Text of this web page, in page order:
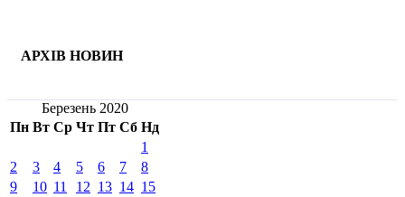
АРХІВ НОВИН
Березень 2020
Пн Вт Ср Чт Пт Сб Нд
1
2
3 4 5 6 7
8
9
10 11 12 13 14 15